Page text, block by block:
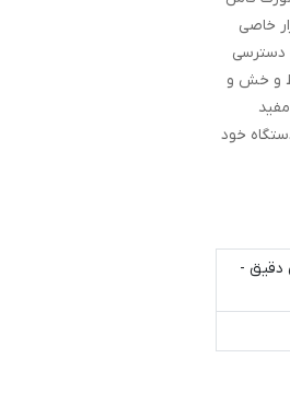
خاصی
دسترسی
و خش و
خود
دقیق -